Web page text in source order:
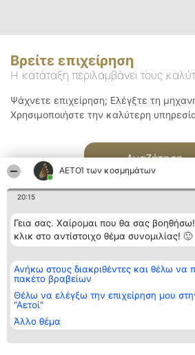
ΑΕΤΟΊ των κοσμημάτων
20:15
Γεια σας. Χαίρομαι που θα σας
κλικ στο αντίστοιχο θέμα συνομιλίας! 🙂
Ανήκω στους διακριθέντες και θέλω
πακέτο βραβείων
Θέλω να ελέγξω την επιχείρηση μου
"Αετοί"
Άλλο θέμα
Βρείτε επιχείρηση
Η κατάταξη περιλαμβάνει τους
Ψάχνετε επιχείρηση; Ελέγξτε τη
Χρησιμοποιήστε την καλύτερη
Αναζήτηση
Διοργανωτής της
κατάταξης
BEAUTIFUL COMPANY
ΤΗΛ. ΕΠΙΚΟΙΝΩΝΙΑΣ:
2104128019
email:
aetoi@beautifulcompany.co
Κατάταξη
Διακριθέντες
των
διακριθέντων
προϋποθέσεις